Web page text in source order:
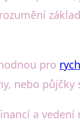
pro
nebo
a